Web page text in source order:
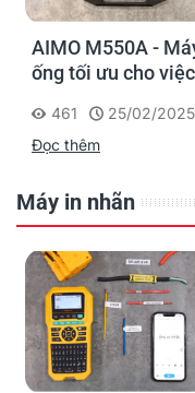
AIMO M550A -
ống tối ưu cho việc
nhận diện cáp điện,
cáp mạng
461
25/02/2025
Đọc thêm
Máy in nhãn